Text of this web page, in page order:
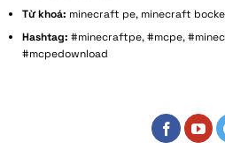
Từ khoá: minecraft pe, minecraft
Hashtag: #minecraftpe, #mcpe,
#mcpedownload